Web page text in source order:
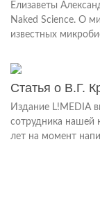
Елизаветы
Naked Science. О
известных
Статья о В.Г.
Издание L!MEDIA
сотрудника нашей
лет на момент